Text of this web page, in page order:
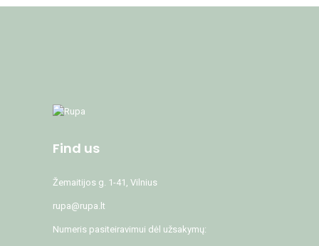
Find us
Žemaitijos g. 1-41, Vilnius
rupa@rupa.lt
Numeris pasiteiravimui dėl užsakymų: